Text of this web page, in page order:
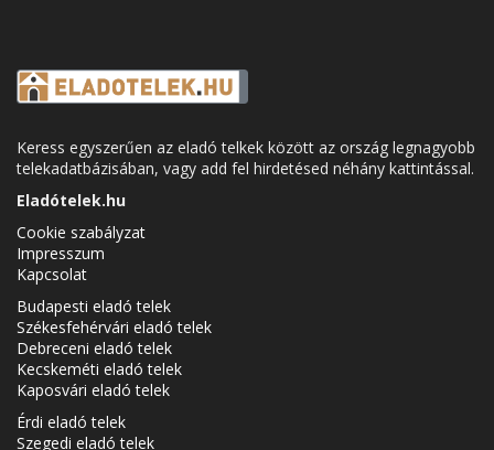
Keress egyszerűen az eladó telkek között az ország legnagyobb
telekadatbázisában, vagy add fel hirdetésed néhány kattintással.
Eladótelek.hu
Cookie szabályzat
Impresszum
Kapcsolat
Budapesti eladó telek
Székesfehérvári eladó telek
Debreceni eladó telek
Kecskeméti eladó telek
Kaposvári eladó telek
Érdi eladó telek
Szegedi eladó telek